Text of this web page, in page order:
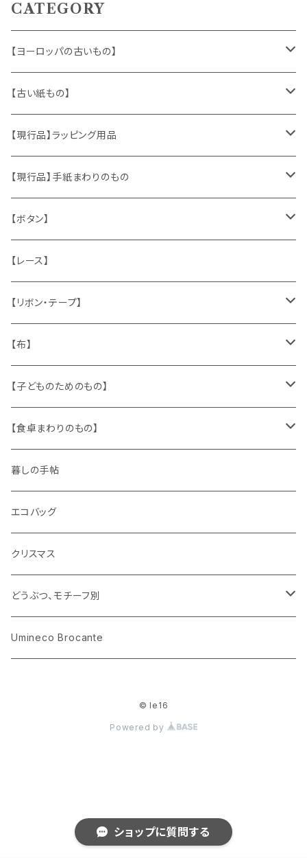
ショップに質問する
CATEGORY
【ヨーロッパの古いもの】
ヴィンテージアクセサリー
おもちゃ、ぬいぐるみ
くま、テディベア
うさぎ
キャラクター
ピノキオ
ヴィンテージファブリック
ハンドメイド製品
お部屋に飾るもの
メタル製品
缶、箱
陶磁器
文房具
木製品
ミニチュア、ドールハウス
【古い紙もの】
切手、FDC
ポストカード、カレンダー
マッチラベル、食品ラベル
蔵書票、荷札、ビュバー、伝票
シール、ステッカー、クロモス
袋、箱、ナプキン、コースター
パズル、ゲーム
古本、古雑誌、古えほん
古レコード
古せっけん
ラッピングペーパー、壁紙
【現行品】ラッピング用品
伝票、タグ、シール
袋、ラッピングペーパー
ひも、テープ
【現行品】手紙まわりのもの
封筒、ポストカード
切手
スタンプ
文房具
【ボタン】
木
貝
メタル
ガラス
プラスチック
紙
【レース】
【リボン・テープ】
チロルテープ・イニシャルテープ
トリム
ワッペン
【布】
キッチンクロス、ナプキン
ニット
布地
【子どものためのもの】
身に着けるもの
【食卓まわりのもの】
ガラス
花びん
小物入れ
陶磁器
カップアンドソーサー
プレート
木製品
ホーロー
メタル
暮しの手帖
エコバッグ
クリスマス
どうぶつ、モチーフ別
くま、ベア
Umineco Brocante
© le16
Powered by